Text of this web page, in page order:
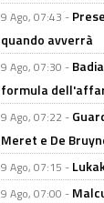
9 Ago, 07:43 -
quando avverrà
9 Ago, 07:30 -
formula
9 Ago, 07:22 -
Meret e De
9 Ago, 07:15 -
9 Ago, 07:00 -